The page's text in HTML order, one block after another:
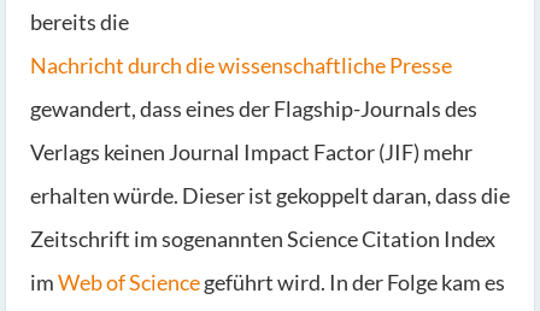
bereits die
Nachricht durch die wissenschaftliche Presse
gewandert, dass eines der Flagship-Journals des
Verlags keinen Journal Impact Factor (JIF) mehr
erhalten würde. Dieser ist gekoppelt daran, dass die
Zeitschrift im sogenannten Science Citation Index
imWeb of Sciencegeführt wird. In der Folge kam es